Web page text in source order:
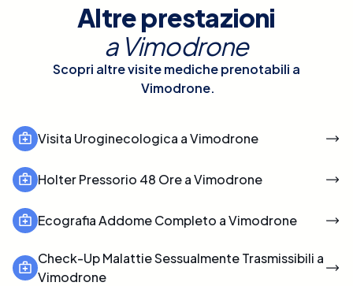
Altre prestazioni
a Vimodrone
Scopri altre visite mediche prenotabili a
Vimodrone.
Visita Uroginecologica a Vimodrone
Holter Pressorio 48 Ore a Vimodrone
Ecografia Addome Completo a Vimodrone
Check-Up Malattie Sessualmente Trasmissibili a
Vimodrone